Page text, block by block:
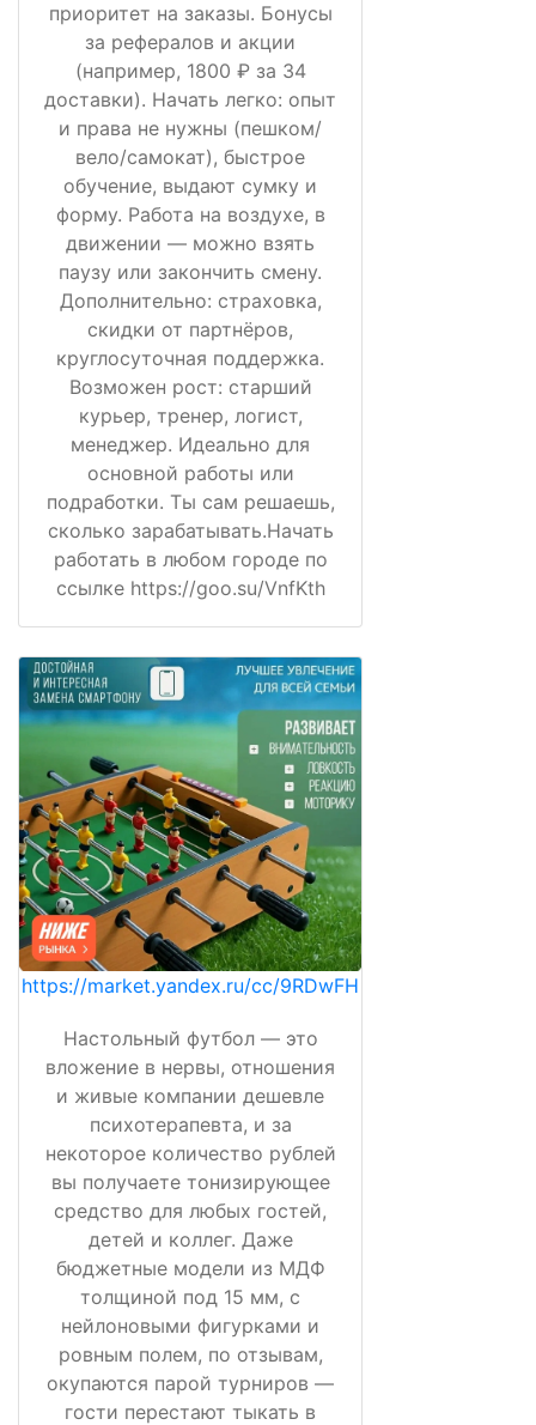
приоритет на заказы. Бонусы
за рефералов и акции
(например, 1800 ₽ за 34
доставки). Начать легко: опыт
и права не нужны (пешком/
вело/самокат), быстрое
обучение, выдают сумку и
форму. Работа на воздухе, в
движении — можно взять
паузу или закончить смену.
Дополнительно: страховка,
скидки от партнёров,
круглосуточная поддержка.
Возможен рост: старший
курьер, тренер, логист,
менеджер. Идеально для
основной работы или
подработки. Ты сам решаешь,
сколько зарабатывать.Начать
работать в любом городе по
ссылке https://goo.su/VnfKth
https://market.yandex.ru/cc/9RDwFH
Настольный футбол — это
вложение в нервы, отношения
и живые компании дешевле
психотерапевта, и за
некоторое количество рублей
вы получаете тонизирующее
средство для любых гостей,
детей и коллег. Даже
бюджетные модели из МДФ
толщиной под 15 мм, с
нейлоновыми фигурками и
ровным полем, по отзывам,
окупаются парой турниров —
гости перестают тыкать в